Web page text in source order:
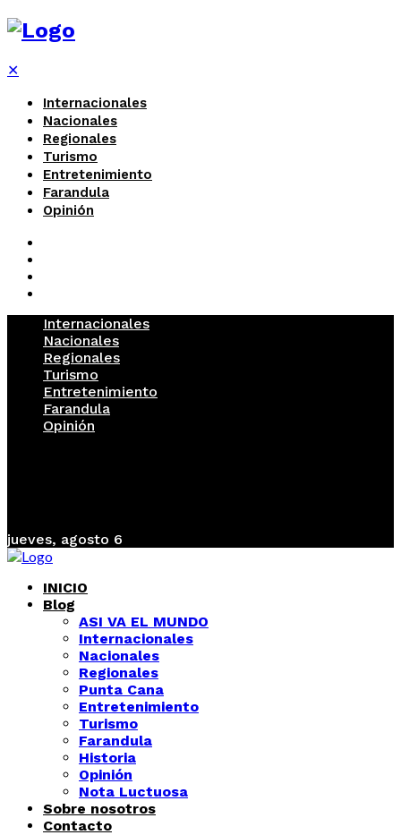
✕
Internacionales
Nacionales
Regionales
Turismo
Entretenimiento
Farandula
Opinión
Internacionales
Nacionales
Regionales
Turismo
Entretenimiento
Farandula
Opinión
jueves, agosto 6
INICIO
Blog
ASI VA EL MUNDO
Internacionales
Nacionales
Regionales
Punta Cana
Entretenimiento
Turismo
Farandula
Historia
Opinión
Nota Luctuosa
Sobre nosotros
Contacto